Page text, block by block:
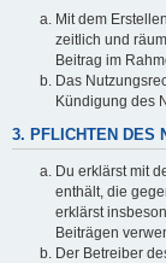
Mit dem
zeitlich und
Beitrag im
Das
Kündigung des
3. PFLICHTEN DES
Du erklärst mit
enthält, die
erklärst
Beiträgen
Der Betreiber